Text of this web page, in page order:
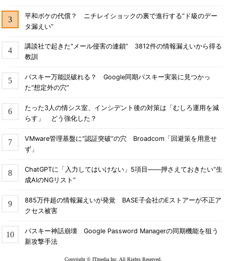
平和ボケの代償？ ニチレイショックの裏で進行する“ド級のデー
タ漏えい”
講談社で起きた“メール侵害の連鎖” 3812件の情報漏えいから得る
教訓
パスキー万能説破れる？ Google同期パスキー実装に見つかっ
た“想定外の穴”
たった3人の情シス室、インシデント後の対策は「むしろ運用を減
らす」 どう強化した？
VMware管理基盤に“認証突破”の穴 Broadcom「回避策を用意せ
ず」
ChatGPTに「入力してはいけない」5項目――押さえておきたい“生
成AIのNGリスト”
885万件超の情報漏えいが発覚 BASE子会社のEストアーが不正ア
クセス被害
パスキー神話崩壊 Google Password Managerの同期機能を狙う
新攻撃手法
Copyright © ITmedia Inc. All Rights Reserved.